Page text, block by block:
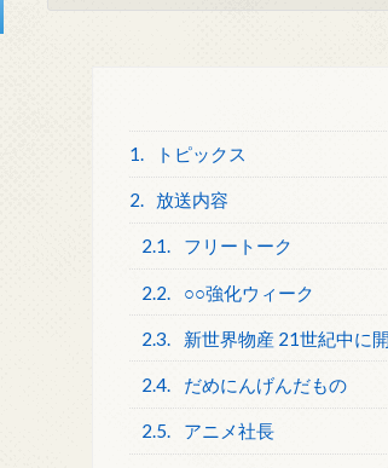
1. トピックス
2. 放送内容
2.1. フリートーク
2.2. ○○強化ウィーク
2.3. 新世界物産 21世紀中に
2.4. だめにんげんだもの
2.5. アニメ社長